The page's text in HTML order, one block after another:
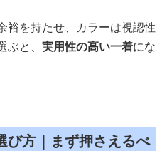
裕を持たせ、カラーは視認性
と、 実用性の高い一着にな
び方｜まず押さえるべ